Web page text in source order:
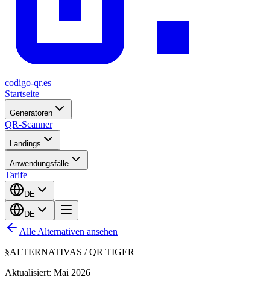
codigo-qr.es
Startseite
Generatoren
QR-Scanner
Landings
Anwendungsfälle
Tarife
DE
DE
Alle Alternativen ansehen
§ALTERNATIVAS /QR TIGER
Aktualisiert: Mai 2026